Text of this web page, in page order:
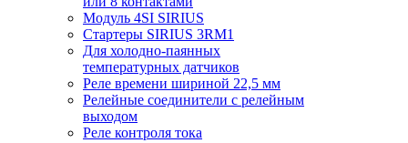
Модуль 4SI SIRIUS
Стартеры SIRIUS 3RM1
Для холодно-паянных
температурных датчиков
Реле времени шириной 22,5 мм
Релейные соединители с релейным
выходом
Реле контроля тока